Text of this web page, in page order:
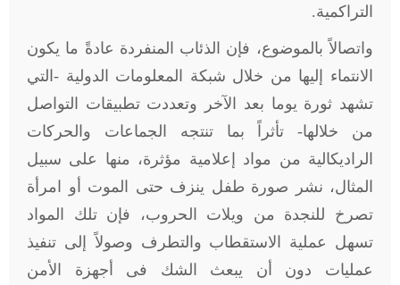
التراكمية.
واتصالاً بالموضوع، فإن الذئاب المنفردة عادةً ما يكون
الانتماء إليها من خلال شبكة المعلومات الدولية -التي
تشهد ثورة يوما بعد الآخر وتعددت تطبيقات التواصل
من خلالها- تأثراً بما تنتجه الجماعات والحركات
الراديكالية من مواد إعلامية مؤثرة، منها على سبيل
المثال، نشر صورة طفل ينزف حتى الموت أو امرأة
تصرخ للنجدة من ويلات الحروب، فإن تلك المواد
تسهل عملية الاستقطاب والتطرف وصولاً إلى تنفيذ
عمليات دون أن يبعث الشك فى أجهزة الأمن